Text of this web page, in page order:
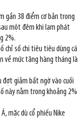
gần 38 điểm cơ bản trong
một đêm khi lạm phát
2%.
chỉ số chi tiêu tiêu dùng cá
về mức tăng hàng tháng là
đợt giảm bất ngờ vào cuối
này nằm trong khoảng 2%
mặc dù cổ phiếu Nike